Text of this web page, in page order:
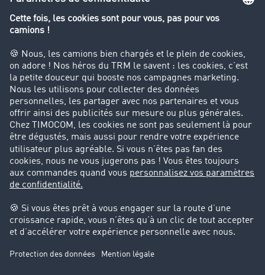
Le dictionnaire du transport
Interdiction de circulation des poids lourds
Entreprise
Parrainage clients
Success Stories
Cadre légal
Mentions légales
Protection des données
Cookie-Einstellungen